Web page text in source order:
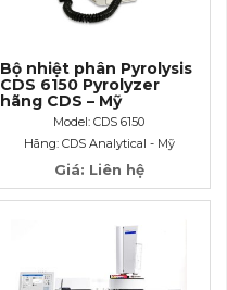
Bộ nhiệt phân Pyrolysis
CDS 6150 Pyrolyzer
hãng CDS – Mỹ
Model: CDS 6150
Hãng: CDS Analytical - Mỹ
Giá: Liên hệ